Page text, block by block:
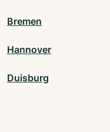
Bremen
Hannover
Duisburg